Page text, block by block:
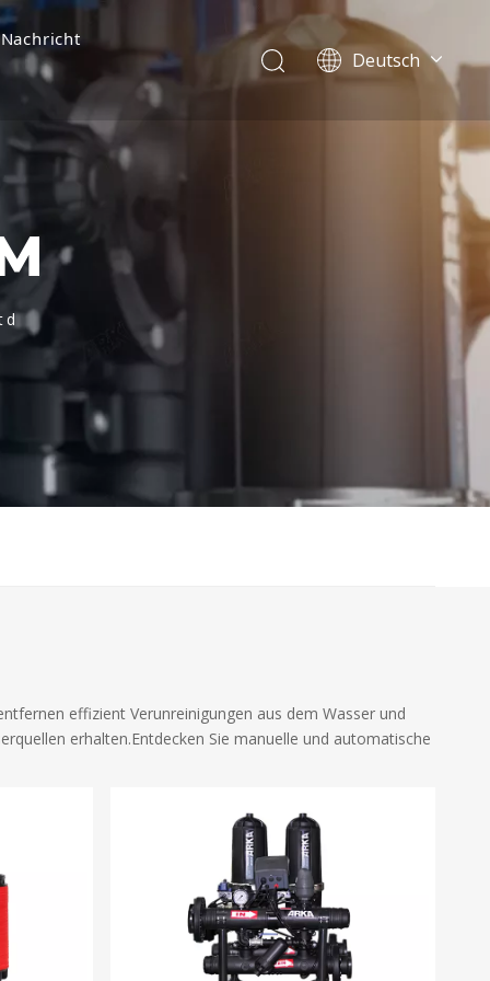
Nachricht
Deutsch
简体中文
effizient Verunreinigungen aus dem Wasser und
erhalten.Entdecken Sie manuelle und automatische